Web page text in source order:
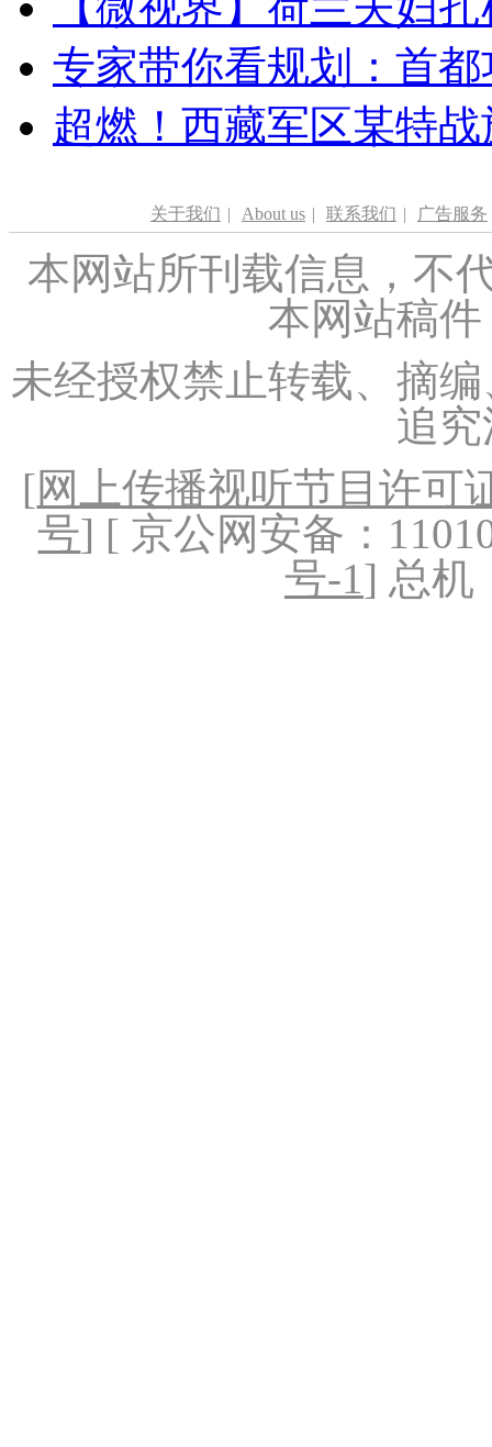
专家带你看规划：首
超燃！西藏军区某特
关于我们 | About us | 联系我们 | 广告服务
本网站所刊载信息，不
本网站稿
未经授权禁止转载、摘
追
[网上传播视听节目许可
号] [ 京公网安备：
号-1] 总机